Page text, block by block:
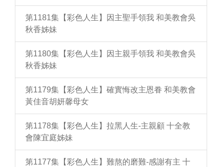
第1181集【彩色人生】因主聖手領我 和美教會吳
秋香姊妹
第1180集【彩色人生】因主親手領我 和美教會吳
秋香姊妹
第1179集【彩色人生】確實悔改主恩眷 和美教會
黃佳音胡妍馨母女
第1178集【彩色人生】拉黑人生-主親顧 十全教
會陳宜庭姊妹
第1177集【彩色人生】難熬的磨難-感謝有主 十